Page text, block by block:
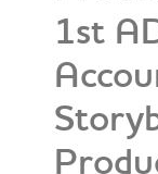
1st